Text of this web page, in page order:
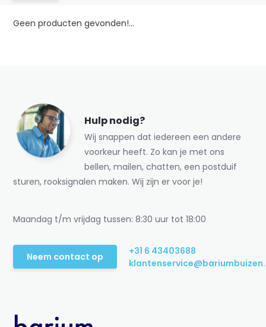
Geen producten gevonden!...
Hulp nodig?
Wij snappen dat iedereen een andere
voorkeur heeft. Zo kan je met ons
bellen, mailen, chatten, een postduif
sturen, rooksignalen maken. Wij zijn er voor je!
Maandag t/m vrijdag tussen: 8:30 uur tot 18:00
Neem contact op
+31 6 43403688